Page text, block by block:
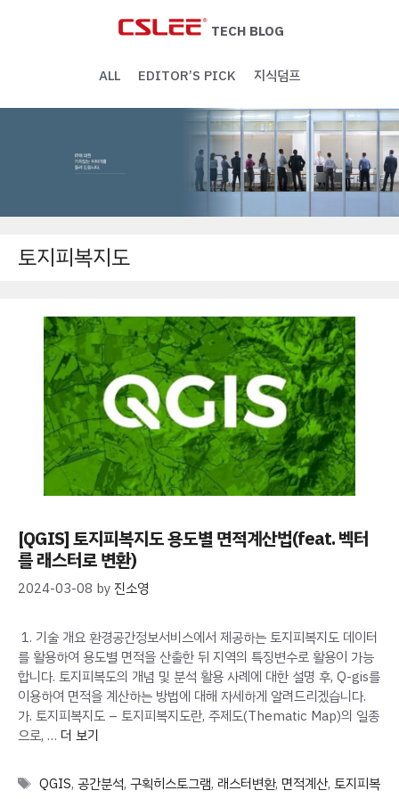
TECH BLOG
ALL EDITOR’S PICK 지식덤프
토지피복지도
[QGIS] 토지피복지도 용도별 면적계산법(feat. 벡터
를 래스터로 변환)
2024-03-08 by 진소영
1. 기술 개요 환경공간정보서비스에서 제공하는 토지피복지도 데이터
를 활용하여 용도별 면적을 산출한 뒤 지역의 특징변수로 활용이 가능
합니다. 토지피복도의 개념 및 분석 활용 사례에 대한 설명 후, Q-gis를
이용하여 면적을 계산하는 방법에 대해 자세하게 알려드리겠습니다.
가. 토지피복지도 – 토지피복지도란, 주제도(Thematic Map)의 일종
으로, … 더 보기
Tags
QGIS, 공간분석, 구획히스토그램, 래스터변환, 면적계산, 토지피복